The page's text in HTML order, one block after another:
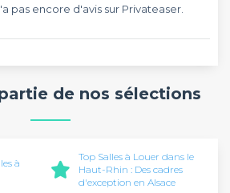
pas encore d'avis sur Privateaser.
de nos sélections
à
Top Salles à Louer dans le
Haut-Rhin : Des cadres
d'exception en Alsace